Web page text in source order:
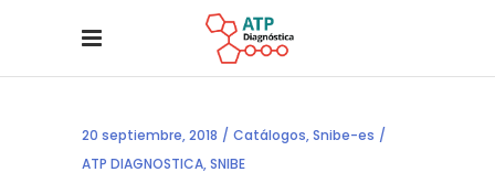
20 septiembre, 2018 Catálogos,Snibe-es
ATP DIAGNOSTICA,SNIBE